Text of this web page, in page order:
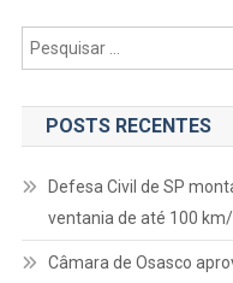
POSTS RECENTES
Defesa Civil de SP
ventania de até 100
Câmara de Osasco